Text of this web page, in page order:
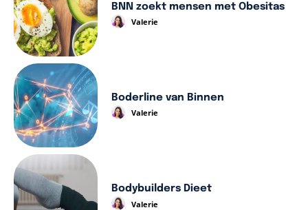
BNN zoekt mensen met Obesitas
Valerie
Boderline van Binnen
Valerie
Bodybuilders Dieet
Valerie